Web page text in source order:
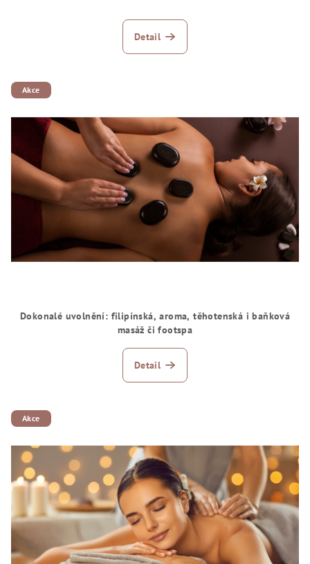
Detail
Akce
Dokonalé uvolnění: filipínská, aroma, těhotenská i baňková
masáž či footspa
Detail
Akce